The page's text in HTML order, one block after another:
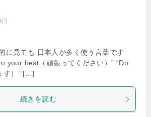
に見ても 日本人が多く使う言葉です
your best（頑張ってください）” “Do
す）” […]
続きを読む